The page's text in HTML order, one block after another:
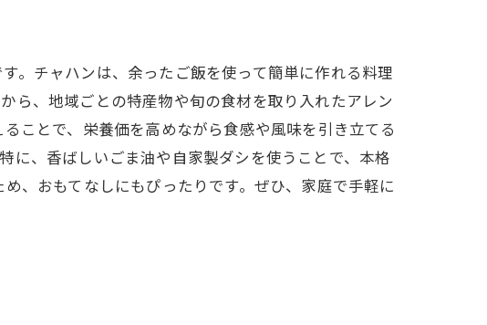
。チャハンは、余ったご飯を使って簡単に作れる料理
ら、地域ごとの特産物や旬の食材を取り入れたアレン
ことで、栄養価を高めながら食感や風味を引き立てる
に、香ばしいごま油や自家製ダシを使うことで、本格
、おもてなしにもぴったりです。ぜひ、家庭で手軽に